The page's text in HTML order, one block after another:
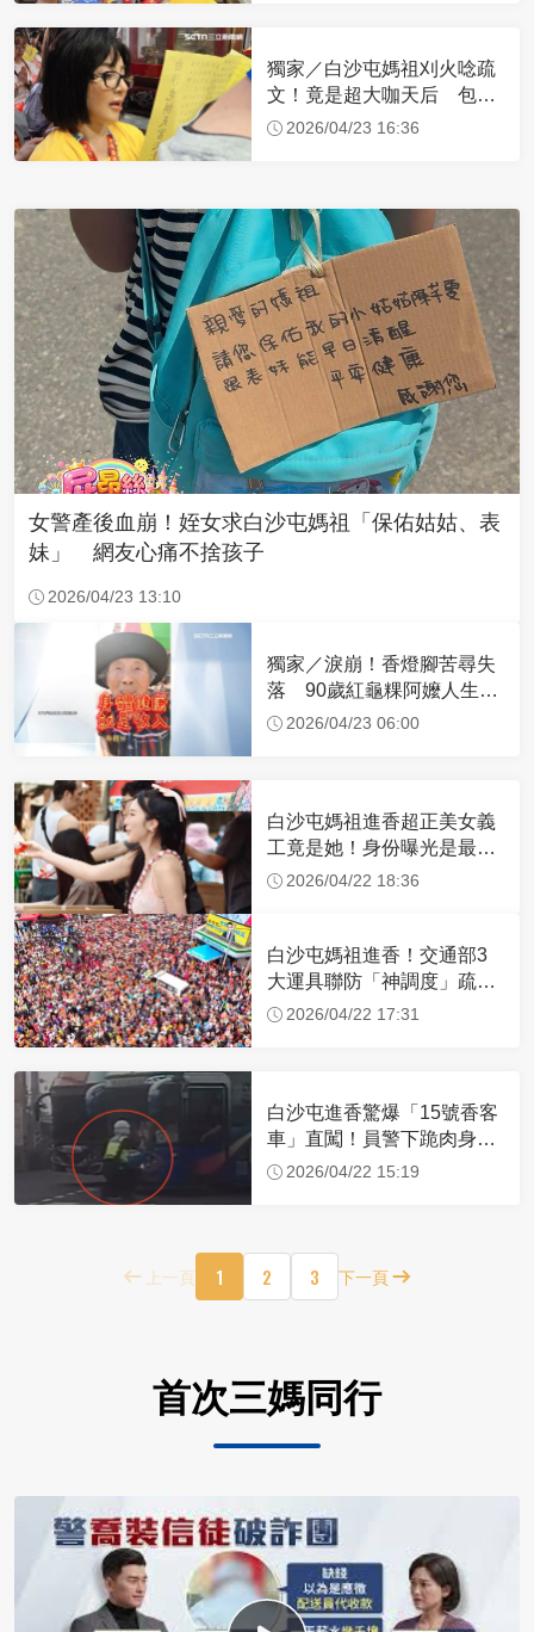
獨家／白沙屯媽祖刈火唸疏
文！竟是超大咖天后 包尿
布忍尿5小時不喊累
2026/04/23 16:36
女警產後血崩！姪女求白沙屯媽祖「保佑姑姑、表
妹」 網友心痛不捨孩子
2026/04/23 13:10
獨家／淚崩！香燈腳苦尋失
落 90歲紅龜粿阿嬤人生謝
幕2026/04/23 06:00
白沙屯媽祖進香超正美女義
工竟是她！身份曝光是最美
禮生 一輩子不結婚
2026/04/22 18:36
白沙屯媽祖進香！交通部3
大運具聯防「神調度」疏運
32.1萬創新高
2026/04/22 17:31
白沙屯進香驚爆「15號香客
車」直闖！員警下跪肉身擋
車：讓行人先過
2026/04/22 15:19
上一頁 1 2 3 下一頁
首次三媽同行